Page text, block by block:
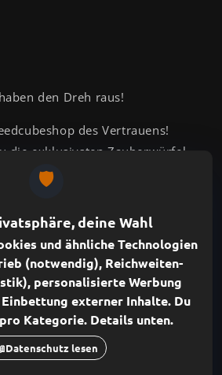
den Dreh raus!
des Vertrauens!
die exklusivsten Zauberwürfel
passend dazu ein großes
UNSEREN NEWSLETTER